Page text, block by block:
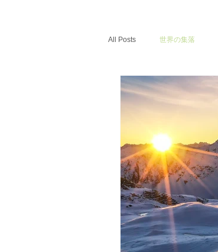
All Posts 世界の集落